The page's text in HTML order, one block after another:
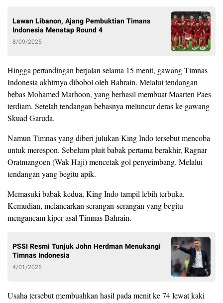
Lawan Libanon, Ajang Pembuktian Timans
Indonesia Menatap Round 4
8/09/2025
Hingga pertandingan berjalan selama 15 menit, gawang Timnas
Indonesia akhirnya dibobol oleh Bahrain. Melalui tendangan
bebas Mohamed Marhoon, yang berhasil membuat Maarten Paes
terdiam. Setelah tendangan bebasnya meluncur deras ke gawang
Skuad Garuda.
Namun Timnas yang diberi julukan King Indo tersebut mencoba
untuk merespon. Sebelum pluit babak pertama berakhir, Ragnar
Oratmangoen (Wak Haji) mencetak gol penyeimbang. Melalui
tendangan yang begitu apik.
Memasuki babak kedua, King Indo tampil lebih terbuka.
Kemudian, melancarkan serangan-serangan yang begitu
mengancam kiper asal Timnas Bahrain.
PSSI Resmi Tunjuk John Herdman Menukangi
Timnas Indonesia
4/01/2026
Usaha tersebut membuahkan hasil pada menit ke 74 lewat kaki